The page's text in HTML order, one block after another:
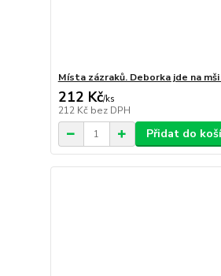
Místa zázraků. Deborka jde na
212 Kč/ks
212 Kč bez DPH
Přidat do